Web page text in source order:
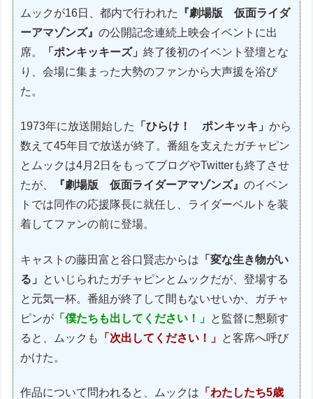
ムックが16日、都内で行われた
『劇場版 仮面ライダ
ーアマゾンズ』の公開記念連続上映会イベントに出
席。
「ポンキッキーズ」終了後初のイベント登壇とな
り、会場に集まった大勢のファンから大声援を浴び
た。
1973年に放送開始した 「ひらけ！ ポンキッキ」から
数えて45年目で放送が終了。番組を支えたガチャピン
とムックは4月2日をもってブログやTwitterも終了させ
たが、
『劇場版 仮面ライダーアマゾンズ』のイベン
トでは同作の応援隊長に就任し、ライダーベルトを装
着してファンの前に登場。
キャストの藤田富と谷口賢志からは 「変な生き物がい
る」
といじられたガチャピンとムックだが、登場する
と元気一杯。番組が終了して間もないせいか、ガチャ
ピンが 「僕たちも出してください！」 と監督に懇願す
ると、ムックも
「次出してください！」 と客席へ呼び
かけた。
作品について問われると、ムックは 「わたしたち5歳